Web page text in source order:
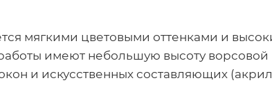
мягкими цветовыми оттенками и
имеют небольшую высоту ворсовой
и искусственных составляющих